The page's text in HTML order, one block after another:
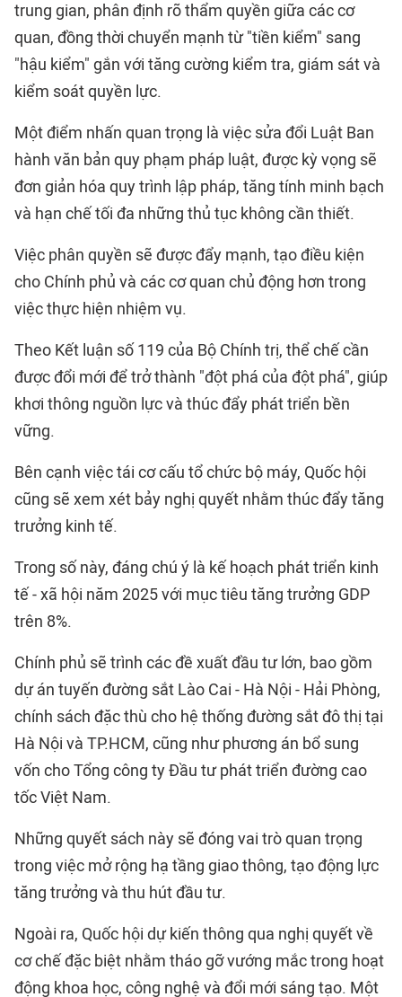
trung gian, phân định rõ thẩm quyền giữa các cơ
quan, đồng thời chuyển mạnh từ "tiền kiểm" sang
"hậu kiểm" gắn với tăng cường kiểm tra, giám sát và
kiểm soát quyền lực.
Một điểm nhấn quan trọng là việc sửa đổi Luật Ban
hành văn bản quy phạm pháp luật, được kỳ vọng sẽ
đơn giản hóa quy trình lập pháp, tăng tính minh bạch
và hạn chế tối đa những thủ tục không cần thiết.
Việc phân quyền sẽ được đẩy mạnh, tạo điều kiện
cho Chính phủ và các cơ quan chủ động hơn trong
việc thực hiện nhiệm vụ.
Theo Kết luận số 119 của Bộ Chính trị, thể chế cần
được đổi mới để trở thành "đột phá của đột phá", giúp
khơi thông nguồn lực và thúc đẩy phát triển bền
vững.
Bên cạnh việc tái cơ cấu tổ chức bộ máy, Quốc hội
cũng sẽ xem xét bảy nghị quyết nhằm thúc đẩy tăng
trưởng kinh tế.
Trong số này, đáng chú ý là kế hoạch phát triển kinh
tế - xã hội năm 2025 với mục tiêu tăng trưởng GDP
trên 8%.
Chính phủ sẽ trình các đề xuất đầu tư lớn, bao gồm
dự án tuyến đường sắt Lào Cai - Hà Nội - Hải Phòng,
chính sách đặc thù cho hệ thống đường sắt đô thị tại
Hà Nội và TP.HCM, cũng như phương án bổ sung
vốn cho Tổng công ty Đầu tư phát triển đường cao
tốc Việt Nam.
Những quyết sách này sẽ đóng vai trò quan trọng
trong việc mở rộng hạ tầng giao thông, tạo động lực
tăng trưởng và thu hút đầu tư.
Ngoài ra, Quốc hội dự kiến thông qua nghị quyết về
cơ chế đặc biệt nhằm tháo gỡ vướng mắc trong hoạt
động khoa học, công nghệ và đổi mới sáng tạo. Một